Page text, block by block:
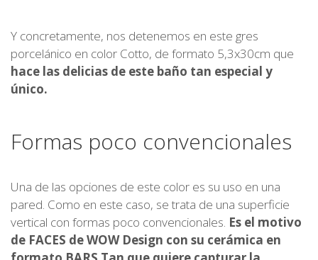
Y concretamente, nos detenemos en este gres
porcelánico en color Cotto, de formato 5,3x30cm que
hace las delicias de este baño tan especial y
único.
Formas poco convencionales
Una de las opciones de este color es su uso en una
pared. Como en este caso, se trata de una superficie
vertical con formas poco convencionales. Es el motivo
de FACES de WOW Design con su cerámica en